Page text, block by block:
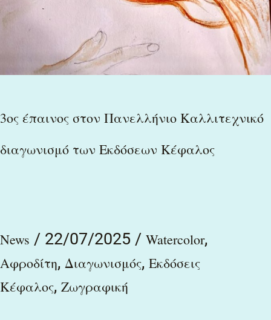
3ος έπαινος στον Πανελλήνιο Καλλιτεχνικό
διαγωνισμό των Εκδόσεων Κέφαλος
News / 22/07/2025 / Watercolor,
Αφροδίτη, Διαγωνισμός, Εκδόσεις
Κέφαλος, Ζωγραφική